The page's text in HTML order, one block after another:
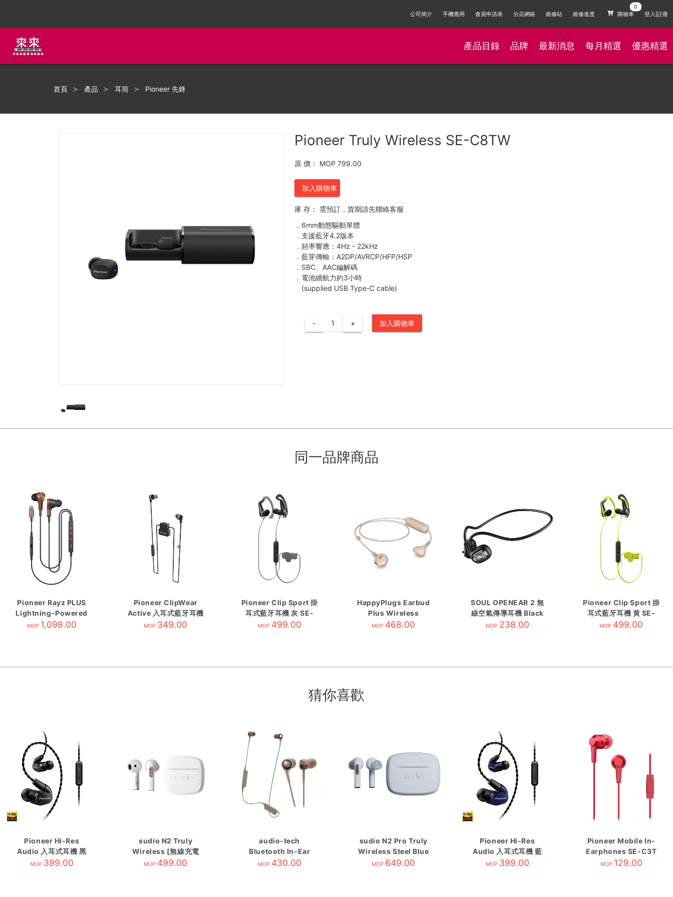
公司簡介 手機應用 會員申請表 分店網絡 維修站 維修進度 購物車 登入|註冊
產品目錄 品牌 最新消息 每月精選 優惠精選
首頁 產品 耳筒 Pioneer 先鋒
Pioneer Truly Wireless SE-C8TW
原 價： MOP 799.00
加入購物車
庫 存：
需預訂，貨期請先聯絡客服
．6mm動態驅動單體
．支援藍牙4.2版本
．頻率響應：4Hz - 22kHz
．藍芽傳輸：A2DP/AVRCP/HFP/HSP
．SBC、AAC編解碼
．電池續航力約3小時
(supplied USB Type-C cable)
- + 加入購物車
同一品牌商品
Pioneer Rayz PLUS
Lightning-Powered
消噪耳機 銅 SE-
MOP 1,098.00
Pioneer ClipWear
Active 入耳式藍牙耳機
灰 SE-CL5BTH
MOP 349.00
Pioneer Clip Sport 掛
耳式藍牙耳機 灰 SE-
E7BTH
MOP 499.00
HappyPlugs Earbud
Plus Wireless
Champagne
MOP 468.00
SOUL OPENEAR 2 無
線空氣傳導耳機 Black
MOP 238.00
Pioneer Clip Sport 掛
耳式藍牙耳機 黃 SE-
E7BTY
MOP 499.00
猜你喜歡
Pioneer Hi-Res
Audio 入耳式耳機 黑
SE-CH5TK
MOP 399.00
sudio N2 Truly
Wireless [無線充電
盒] White
MOP 499.00
audio-tech
Bluetooth In-Ear
Earphones 米黃 ATH-
MOP 430.00
sudio N2 Pro Truly
Wireless Steel Blue
MOP 649.00
Pioneer Hi-Res
Audio 入耳式耳機 藍
SE-CH5TL
MOP 399.00
Pioneer Mobile In-
Earphones SE-C3T
Red
MOP 129.00